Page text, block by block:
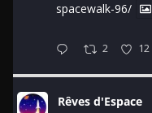
spacewalk-96/
2 12
Rêves d'Espace